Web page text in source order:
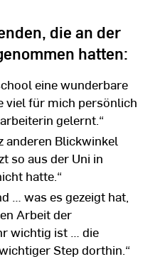
die an der
hatten:
eine wunderbare
viel für mich persönlich
gelernt.“
anderen Blickwinkel
so aus der Uni in
hatte.“
… was es gezeigt hat,
Arbeit der
wichtig ist … die
Step dorthin.“